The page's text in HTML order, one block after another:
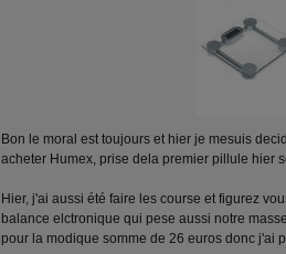
Bon le moral est toujours et hier je mesuis
acheter Humex, prise dela premier pillule hier
Hier, j'ai aussi été faire les course et figurez
balance elctronique qui pese aussi notre
pour la modique somme de 26 euros donc j'ai